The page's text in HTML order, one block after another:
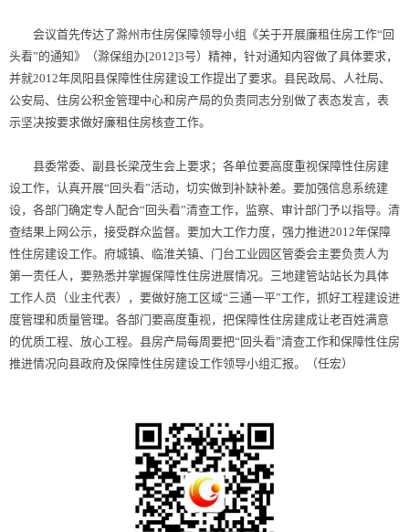
会议首先传达了滁州市住房保障领导小组《关于开展廉租住房工作“回
头看”的通知》（滁保组办[2012]3号）精神，针对通知内容做了具体要求，
并就2012年凤阳县保障性住房建设工作提出了要求。县民政局、人社局、
公安局、住房公积金管理中心和房产局的负责同志分别做了表态发言，表
示坚决按要求做好廉租住房核查工作。
县委常委、副县长梁茂生会上要求；各单位要高度重视保障性住房建
设工作，认真开展“回头看”活动，切实做到补缺补差。要加强信息系统建
设，各部门确定专人配合“回头看”清查工作，监察、审计部门予以指导。清
查结果上网公示，接受群众监督。要加大工作力度，强力推进2012年保障
性住房建设工作。府城镇、临淮关镇、门台工业园区管委会主要负责人为
第一责任人，要熟悉并掌握保障性住房进展情况。三地建管站站长为具体
工作人员（业主代表），要做好施工区域“三通一平”工作，抓好工程建设进
度管理和质量管理。各部门要高度重视，把保障性住房建成让老百姓满意
的优质工程、放心工程。县房产局每周要把“回头看”清查工作和保障性住房
推进情况向县政府及保障性住房建设工作领导小组汇报。（任宏）